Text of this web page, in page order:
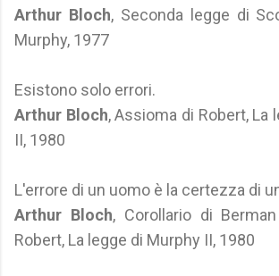
Arthur Bloch, Seconda legge di
Murphy, 1977
Esistono solo errori.
Arthur Bloch, Assioma di Robert, La
II, 1980
L'errore di un uomo è la certezza di
Arthur Bloch, Corollario di
Robert, La legge di Murphy II, 1980